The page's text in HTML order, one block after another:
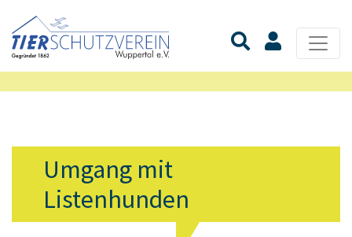
Umgang mit
Listenhunden